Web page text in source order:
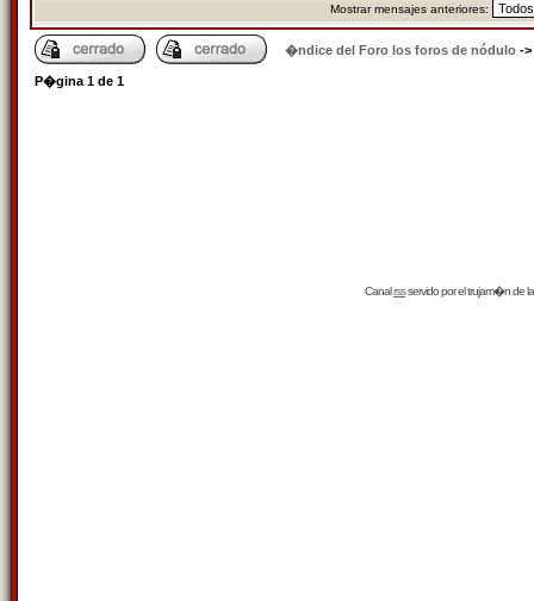
Mostrar mensajes anteriores:
�ndice del Foro los foros de nódulo ->
P�gina 1 de 1
Canalrssservido por eltrujam�nde